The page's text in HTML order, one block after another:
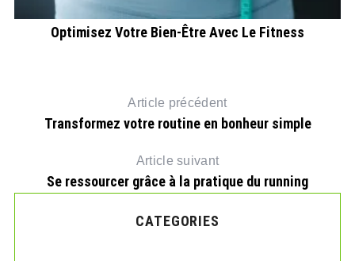
Optimisez Votre Bien-Être Avec Le Fitness
Article précédent
Transformez votre routine en bonheur simple
Article suivant
Se ressourcer grâce à la pratique du running
CATEGORIES